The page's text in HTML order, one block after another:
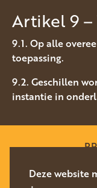
Deze website
Artikel 9
9.1. Op alle
toepassing.
9.2. Geschillen
instantie in